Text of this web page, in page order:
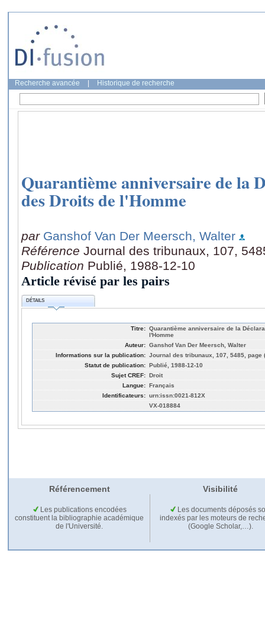
Recherche avancée Historique de recherche
Quarantième anniversaire de la
des Droits de l'Homme
par Ganshof Van Der Meersch, Walter
Référence Journal des tribunaux, 107,
Publication Publié, 1988-12-10
Article révisé par les pairs
DÉTAILS
Titre: Quarantième anniversaire de la
l'Homme
Auteur: Ganshof Van Der Meersch, Walter
Informations sur la publication: Journal des tribunaux, 107, 5485, page
Statut de publication: Publié, 1988-12-10
Sujet CREF: Droit
Langue: Français
Identificateurs: urn:issn:0021-812X
VX-018884
Référencement Visibilité
Les publications encodées
constituent la bibliographie académique
de l'Université.
Les documents déposés
indexés par les moteurs de
(Google Scholar,…).